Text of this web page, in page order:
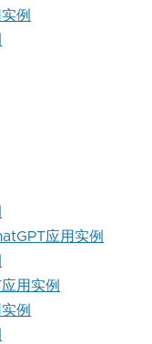
例
应用实例
用实例
例